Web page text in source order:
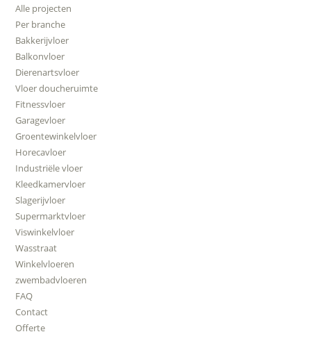
Alle projecten
Per branche
Bakkerijvloer
Balkonvloer
Dierenartsvloer
Vloer doucheruimte
Fitnessvloer
Garagevloer
Groentewinkelvloer
Horecavloer
Industriële vloer
Kleedkamervloer
Slagerijvloer
Supermarktvloer
Viswinkelvloer
Wasstraat
Winkelvloeren
zwembadvloeren
FAQ
Contact
Offerte